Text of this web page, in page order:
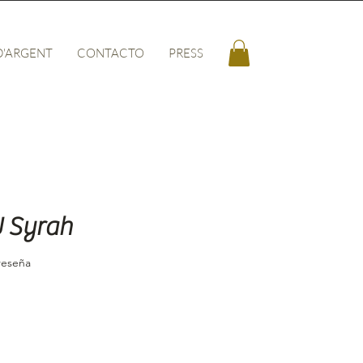
CONTACTO PRESS
Syrah
es de 5.0 de 5 estrellas